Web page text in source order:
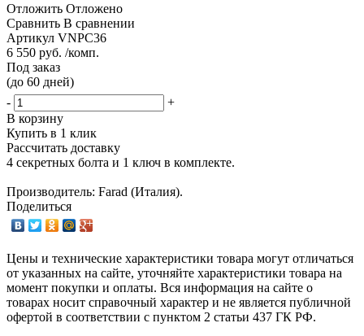
Отложить Отложено
Сравнить В сравнении
Артикул VNPC36
6 550 руб. /комп.
Под заказ
(до 60 дней)
-
+
В корзину
Купить в 1 клик
Рассчитать доставку
4 секретных болта и 1 ключ в комплекте.
Производитель: Farad (Италия).
Поделиться
Цены и технические характеристики товара могут отличаться
от указанных на сайте, уточняйте характеристики товара на
момент покупки и оплаты. Вся информация на сайте о
товарах носит справочный характер и не является публичной
офертой в соответствии с пунктом 2 статьи 437 ГК РФ.